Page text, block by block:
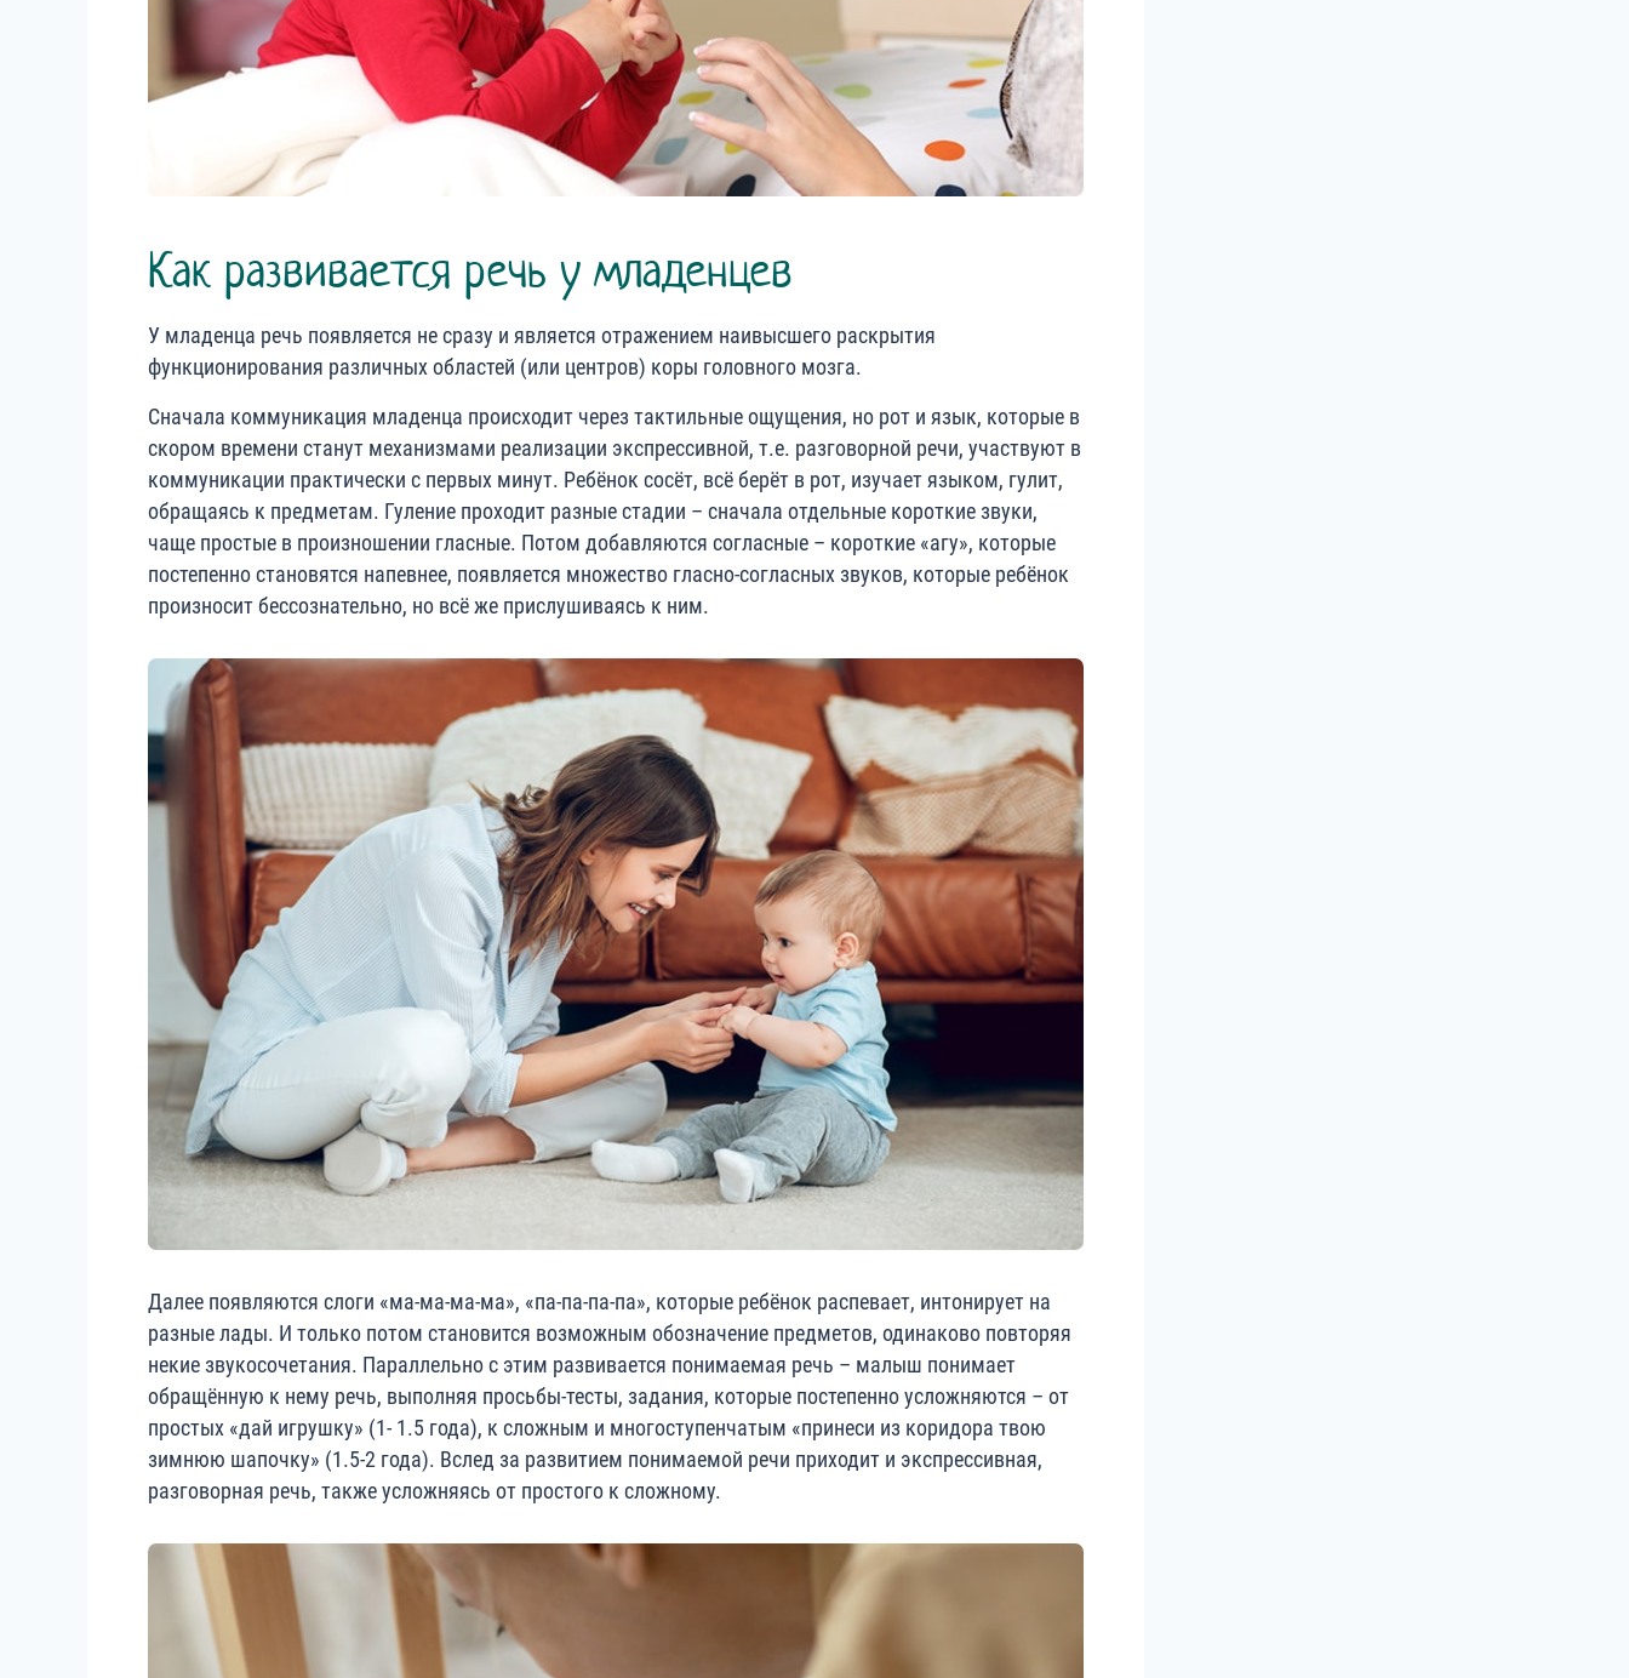
Как развивается речь у младенцев
У младенца речь появляется не сразу и является отражением наивысшего раскрытия
функционирования различных областей (или центров) коры головного мозга.
Сначала коммуникация младенца происходит через тактильные ощущения, но рот и язык, которые в
скором времени станут механизмами реализации экспрессивной, т.е. разговорной речи, участвуют в
коммуникации практически с первых минут. Ребёнок сосёт, всё берёт в рот, изучает языком, гулит,
обращаясь к предметам. Гуление проходит разные стадии – сначала отдельные короткие звуки,
чаще простые в произношении гласные. Потом добавляются согласные – короткие «агу», которые
постепенно становятся напевнее, появляется множество гласно-согласных звуков, которые ребёнок
произносит бессознательно, но всё же прислушиваясь к ним.
Далее появляются слоги «ма-ма-ма-ма», «па-па-па-па», которые ребёнок распевает, интонирует на
разные лады. И только потом становится возможным обозначение предметов, одинаково повторяя
некие звукосочетания. Параллельно с этим развивается понимаемая речь – малыш понимает
обращённую к нему речь, выполняя просьбы-тесты, задания, которые постепенно усложняются – от
простых «дай игрушку» (1- 1.5 года), к сложным и многоступенчатым «принеси из коридора твою
зимнюю шапочку» (1.5-2 года). Вслед за развитием понимаемой речи приходит и экспрессивная,
разговорная речь, также усложняясь от простого к сложному.